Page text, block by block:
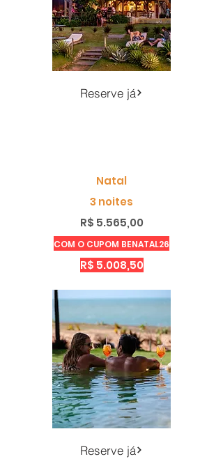
Reserve já
Natal
3 noites
R$ 5.565,00
COM O CUPOM BENATAL26
R$ 5.008,50
Reserve já